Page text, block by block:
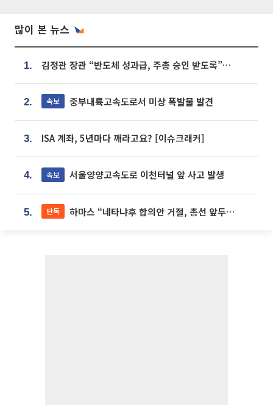
많이 본 뉴스
1. 김정관 장관 “반도체 성과급, 주총 승인 받도록”…상법·자본시장법 개정 시사
2. 속보 중부내륙고속도로서 미상 폭발물 발견
3. ISA 계좌, 5년마다 깨라고요? [이슈크래커]
4. 속보 서울양양고속도로 이천터널 앞 사고 발생
5. 단독 하마스 “네타냐후 합의안 거절, 총선 앞두고 시간 끌기”